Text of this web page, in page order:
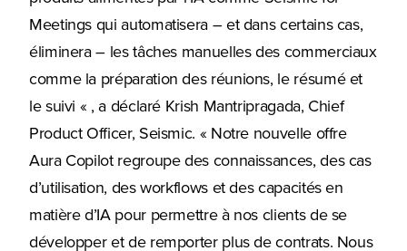
Meetings qui automatisera – et dans certains cas,
éliminera – les tâches manuelles des commerciaux
comme la préparation des réunions, le résumé et
le suivi « , a déclaré Krish Mantripragada, Chief
Product Officer, Seismic. « Notre nouvelle offre
Aura Copilot regroupe des connaissances, des cas
d’utilisation, des workflows et des capacités en
matière d’IA pour permettre à nos clients de se
développer et de remporter plus de contrats. Nous